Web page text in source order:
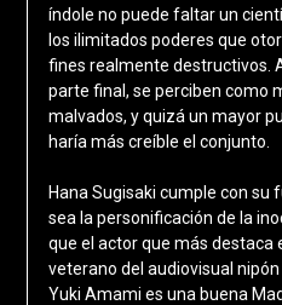
índole no puede faltar un
los ilimitados poderes que
fines realmente destructivos.
parte final, se perciben como
malvados, y quizá un mayor
haría más creíble el conjunto.
Hana Sugisaki cumple con su
sea la personificación de la
que el actor que más destaca
veterano del audiovisual nipón
Yuki Amami es una buena